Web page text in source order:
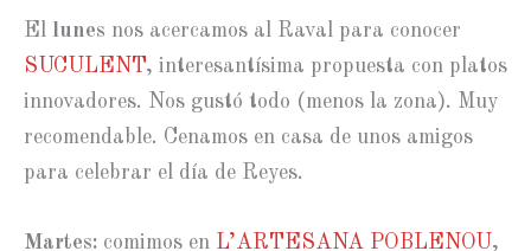
El lunes nos acercamos al Raval para conocer
SUCULENT, interesantísima propuesta con platos
innovadores. Nos gustó todo (menos la zona). Muy
recomendable. Cenamos en casa de unos amigos
para celebrar el día de Reyes.
Martes: comimos en L’ARTESANA POBLENOU,